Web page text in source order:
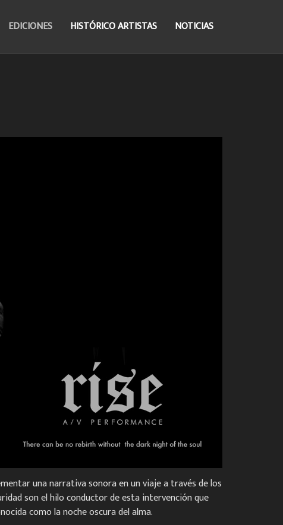
EDICIONES HISTÓRICO ARTISTAS NOTICIAS
una narrativa sonora en un viaje a través de los
son el hilo conductor de esta intervención que
como la noche oscura del alma.